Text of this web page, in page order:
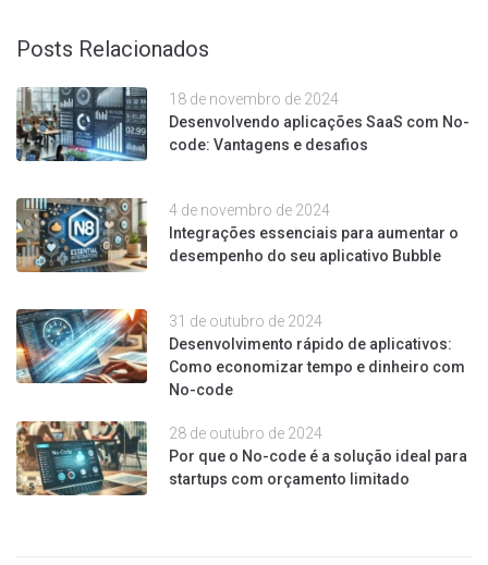
Posts Relacionados
18 de novembro de 2024
Desenvolvendo aplicações SaaS com No-
code: Vantagens e desafios
4 de novembro de 2024
Integrações essenciais para aumentar o
desempenho do seu aplicativo Bubble
31 de outubro de 2024
Desenvolvimento rápido de aplicativos:
Como economizar tempo e dinheiro com
No-code
28 de outubro de 2024
Por que o No-code é a solução ideal para
startups com orçamento limitado